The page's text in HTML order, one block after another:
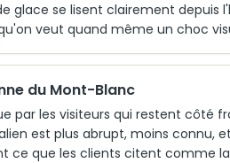
glace se lisent clairement depuis
veut quand même un choc
du Mont-Blanc
par les visiteurs qui restent côté
est plus abrupt, moins
ce que les clients citent comme la